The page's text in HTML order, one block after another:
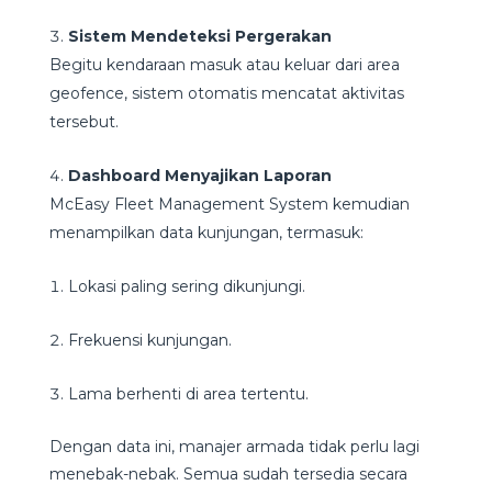
Sistem Mendeteksi Pergerakan
Begitu kendaraan masuk atau keluar dari area
geofence, sistem otomatis mencatat aktivitas
tersebut.
Dashboard Menyajikan Laporan
McEasy Fleet Management System kemudian
menampilkan data kunjungan, termasuk:
Lokasi paling sering dikunjungi.
Frekuensi kunjungan.
Lama berhenti di area tertentu.
Dengan data ini, manajer armada tidak perlu lagi
menebak-nebak. Semua sudah tersedia secara